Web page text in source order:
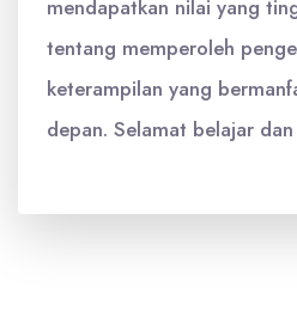
mendapatkan nilai yang
tentang memperoleh
keterampilan yang
depan. Selamat belajar dan